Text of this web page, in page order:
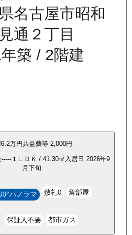
名古屋市昭和
通２丁目
築 / 2階建
6.2万円共益費等 2,000円
----- １ＬＤＫ / 41.30㎡ 入居日 2026年9
月下旬
パノラマ 敷礼0 角部屋
保証人不要 都市ガス